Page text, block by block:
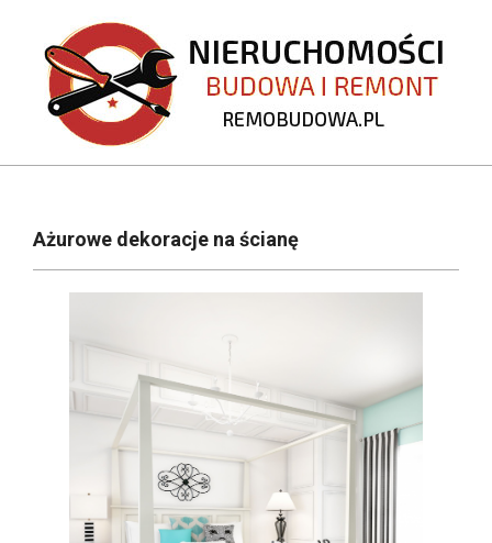
content
REMOBUDOWA.PL
NavigationAżurowe dekoracje na ścianę